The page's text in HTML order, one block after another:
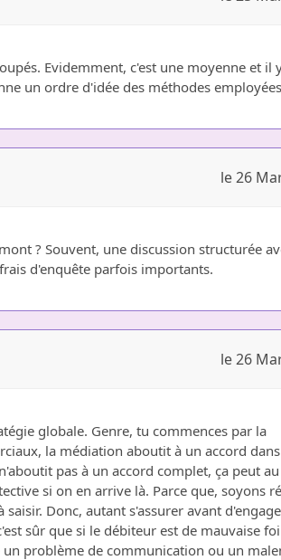
Evidemment, c'est une moyenne et il
un ordre d'idée des méthodes
le 26
? Souvent, une discussion structurée
d'enquête parfois importants.
le 26
globale. Genre, tu commences par la
la médiation aboutit à un accord dans
pas à un accord complet, ça peut
si on en arrive là. Parce que, soyons
Donc, autant s'assurer avant
sûr que si le débiteur est de mauvaise
problème de communication ou un